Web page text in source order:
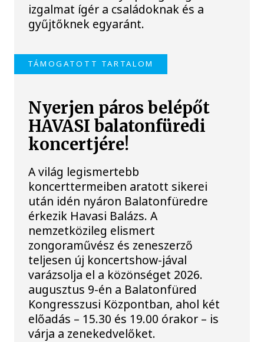
izgalmat ígér a családoknak és a
gyűjtőknek egyaránt.
TÁMOGATOTT TARTALOM
Nyerjen páros belépőt
HAVASI balatonfüredi
koncertjére!
A világ legismertebb
koncerttermeiben aratott sikerei
után idén nyáron Balatonfüredre
érkezik Havasi Balázs. A
nemzetközileg elismert
zongoraművész és zeneszerző
teljesen új koncertshow-jával
varázsolja el a közönséget 2026.
augusztus 9-én a Balatonfüred
Kongresszusi Központban, ahol két
előadás – 15.30 és 19.00 órakor – is
várja a zenekedvelőket.